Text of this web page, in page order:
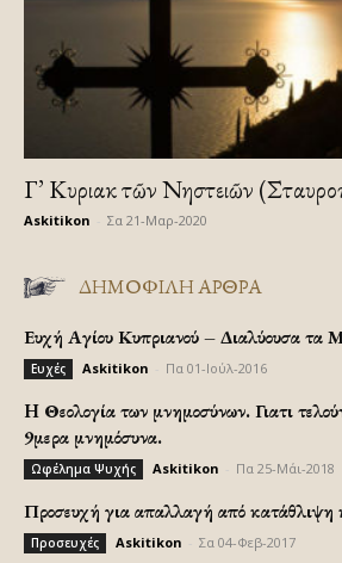
Γ’ Κυριακὴ τῶν Νηστειῶν
Askitikon Σα 21-Μαρ-2020
ΔΗΜΟΦΙΛΗ ΑΡΘΡΑ
Ευχή Αγίου Κυπριανού – Διαλύουσα τα
Ευχές Askitikon Πα 01-Ιούλ-2016
H Θεολογία των μνημοσύνων. Γιατι
9μερα μνημόσυνα.
Ωφέλημα Ψυχής Askitikon Πα 25-Μάι-2018
Προσευχή για απαλλαγή από κατάθλιψη
Προσευχές Askitikon Σα 04-Φεβ-2017